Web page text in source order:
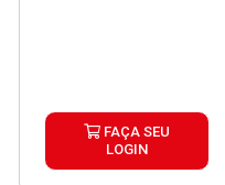
FAÇA SEU
LOGIN